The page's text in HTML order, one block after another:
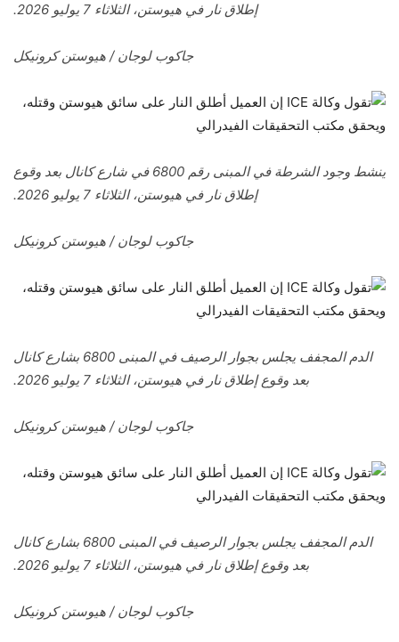
إطلاق نار في هيوستن، الثلاثاء 7 يوليو 2026.
جاكوب لوجان / هيوستن كرونيكل
ينشط وجود الشرطة في المبنى رقم 6800 في شارع كانال بعد وقوع
إطلاق نار في هيوستن، الثلاثاء 7 يوليو 2026.
جاكوب لوجان / هيوستن كرونيكل
الدم المجفف يجلس بجوار الرصيف في المبنى 6800 بشارع كانال
بعد وقوع إطلاق نار في هيوستن، الثلاثاء 7 يوليو 2026.
جاكوب لوجان / هيوستن كرونيكل
الدم المجفف يجلس بجوار الرصيف في المبنى 6800 بشارع كانال
بعد وقوع إطلاق نار في هيوستن، الثلاثاء 7 يوليو 2026.
جاكوب لوجان / هيوستن كرونيكل